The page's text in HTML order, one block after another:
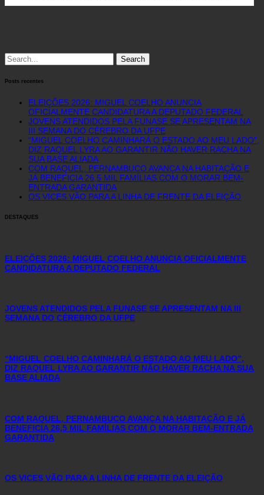
Search
for:
Posts recentes
ELEIÇÕES 2026: MIGUEL COELHO ANUNCIA
OFICIALMENTE CANDIDATURA A DEPUTADO FEDERAL
JOVENS ATENDIDOS PELA FUNASE SE APRESENTAM NA
III SEMANA DO CÉREBRO DA UFPE
“MIGUEL COELHO CAMINHARÁ O ESTADO AO MEU LADO”,
DIZ RAQUEL LYRA AO GARANTIR NÃO HAVER RACHA NA
SUA BASE ALIADA
COM RAQUEL, PERNAMBUCO AVANÇA NA HABITAÇÃO E
JÁ BENEFICIA 26,5 MIL FAMÍLIAS COM O MORAR BEM-
ENTRADA GARANTIDA
OS VICES VÃO PARA A LINHA DE FRENTE DA ELEIÇÃO
DESTAQUES
ELEIÇÕES 2026: MIGUEL COELHO ANUNCIA OFICIALMENTE
CANDIDATURA A DEPUTADO FEDERAL
JOVENS ATENDIDOS PELA FUNASE SE APRESENTAM NA III
SEMANA DO CÉREBRO DA UFPE
“MIGUEL COELHO CAMINHARÁ O ESTADO AO MEU LADO”,
DIZ RAQUEL LYRA AO GARANTIR NÃO HAVER RACHA NA SUA
BASE ALIADA
COM RAQUEL, PERNAMBUCO AVANÇA NA HABITAÇÃO E JÁ
BENEFICIA 26,5 MIL FAMÍLIAS COM O MORAR BEM-ENTRADA
GARANTIDA
OS VICES VÃO PARA A LINHA DE FRENTE DA ELEIÇÃO